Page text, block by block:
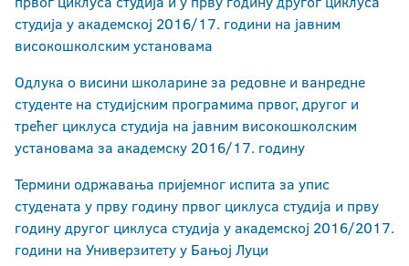
студија у академској 2016/17. години на јавним
високошколским установама
Одлука о висини школарине за редовне и ванредне
студенте на студијским програмима првог, другог и
трећег циклуса студија на јавним високошколским
установама за академску 2016/17. годину
Термини одржавања пријемног испита за упис
студената у прву годину првог циклуса студија и прву
годину другог циклуса студија у академској 2016/2017.
години на Универзитету у Бањој Луци